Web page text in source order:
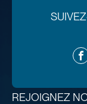
REJOIGNEZ